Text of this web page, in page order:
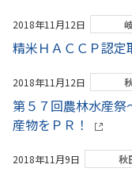
2018年11月12日
精米ＨＡＣＣＰ認定
2018年11月12日
第５７回農林水産
産物をＰＲ！
2018年11月9日 秋